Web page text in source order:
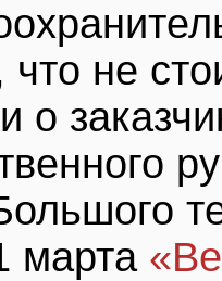
что не
о
марта